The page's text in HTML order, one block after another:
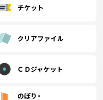
チケット
クリアファイル
ＣＤジャケット
のぼり・